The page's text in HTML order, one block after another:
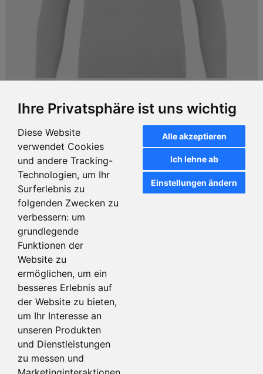
Ihre Privatsphäre ist uns wichtig
Diese Website
verwendet Cookies
und andere Tracking-
Technologien, um Ihr
Surferlebnis zu
folgenden Zwecken zu
verbessern: um
grundlegende
Funktionen der
Website zu
ermöglichen, um ein
besseres Erlebnis auf
der Website zu bieten,
um Ihr Interesse an
unseren Produkten
und Dienstleistungen
zu messen und
Alle akzeptieren
Ich lehne ab
Einstellungen ändern